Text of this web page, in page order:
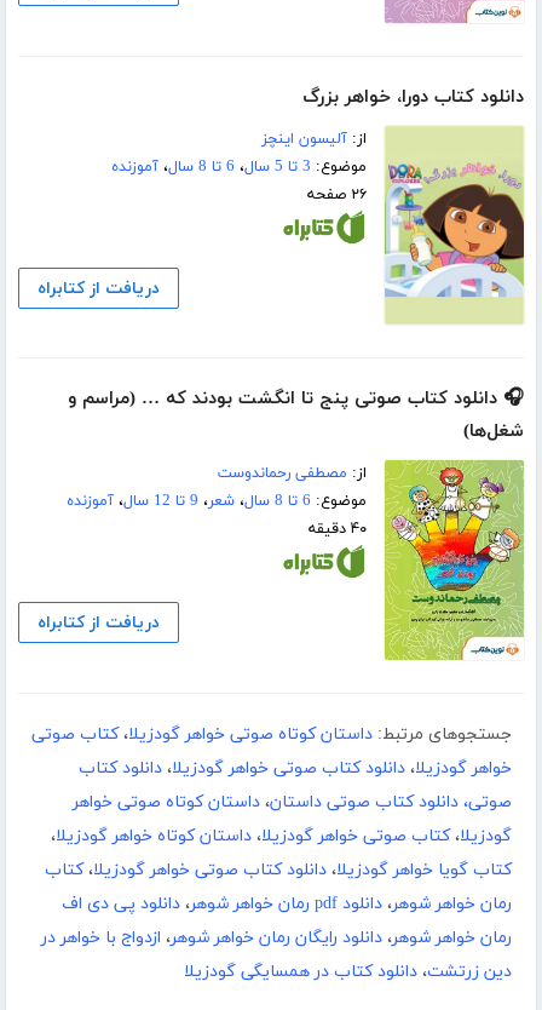
دانلود کتاب دورا، خواهر بزرگ
از:آلیسون اینچز
موضوع: 3 تا 5 سال ، 6 تا 8 سال ،آموزنده
۲۶ صفحه
دریافت از کتابراه
🎧 دانلود کتاب صوتی پنج تا انگشت بودند که … (مراسم و
شغل‌ها)
از: مصطفی رحماندوست
موضوع: 6 تا 8 سال ،شعر، 9 تا 12 سال ،آموزنده
۴۰ دقیقه
دریافت از کتابراه
جستجوهای مرتبط: داستان کوتاه صوتی خواهر گودزیلا،کتاب صوتی
خواهر گودزیلا، دانلود کتاب صوتی خواهر گودزیلا، دانلود کتاب
صوتی، دانلود کتاب صوتی داستان، داستان کوتاه صوتی خواهر
گودزیلا،کتاب صوتی خواهر گودزیلا، داستان کوتاه خواهر گودزیلا،
کتاب گویا خواهر گودزیلا، دانلود کتاب صوتی خواهر گودزیلا،کتاب
رمان خواهر شوهر، دانلود pdf رمان خواهر شوهر ، دانلود پی دی اف
رمان خواهر شوهر، دانلود رایگان رمان خواهر شوهر، ازدواج با خواهر در
دین زرتشت، دانلود کتاب در همسایگی گودزیلا